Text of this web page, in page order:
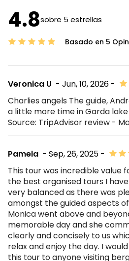
4.8sobre 5 estrellas
Basado en 5
- Jun, 10, 2026 -
Veronica U
Charlies angels The guide,
a little more time in Garda
Source: TripAdvisor review -
- Sep, 26, 2025 -
Pamela
This tour was incredible value
the best organised tours I
very balanced as there was
amongst the guided aspects
Monica went above and
memorable day and she
clearly and concisely to us
relax and enjoy the day. I
this tour to anyone visiting